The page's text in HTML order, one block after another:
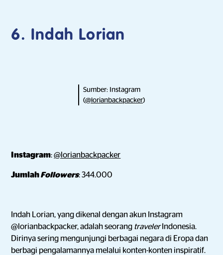
6. Indah Lorian
Sumber: Instagram
(@lorianbackpacker)
Instagram:@lorianbackpacker
JumlahFollowers: 344.000
Indah Lorian, yang dikenal dengan akun Instagram
@lorianbackpacker, adalah seorang traveler Indonesia.
Dirinya sering mengunjungi berbagai negara di Eropa dan
berbagi pengalamannya melalui konten-konten inspiratif.